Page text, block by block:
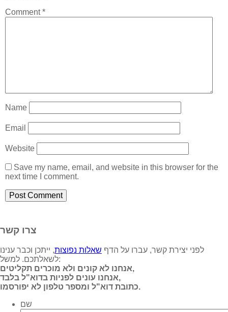
Comment*
Name
Email
Website
Save my name, email, and website in this browser for the
next time I comment.
צרו קשר
לפני יצירת קשר, עברו על הדף שאלות נפוצות, ייתכן וכבר ענינו
לשאלתכם. למשל:
אנחנו לא קונים ולא מוכרים תקליטים,
אנחנו עונים לפניות בדוא"ל בלבד,
כתובת דוא"ל ומספר טלפון לא יפורסמו.
שם